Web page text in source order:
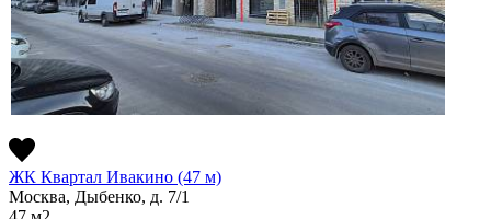
ЖК Квартал Ивакино (47 м)
Москва, Дыбенко, д. 7/1